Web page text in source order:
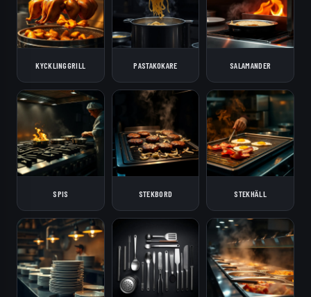
KYCKLINGGRILL PASTAKOKARE SALAMANDER
SPIS STEKBORD STEKHÄLL